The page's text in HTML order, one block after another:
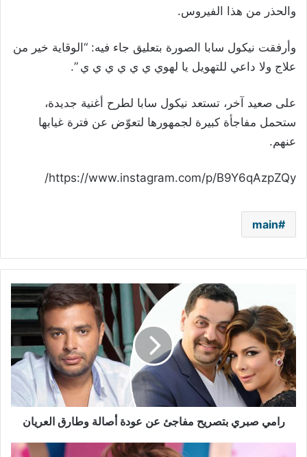
والحذر من هذا الفيروس.
وأرفقت نيكول سابا الصورة بتعليق جاء فيه: “الوقاية خير من
علاج ولا داعي للتهويل يا لهوي ي ي ي ي ي ي ”.
على صعيد آخر، تستعد نيكول سابا لطرح أغنية جديدة،
ستحمل مفاجأة كبيرة لجمهورها لتعوّض عن فترة غيابها
عنهم.
https://www.instagram.com/p/B9Y6qAzpZQy/
main
بتصريح
مفاجئ
عن
عودة
أصالة
وطارق
العريان
رامي صبري بتصريح مفاجئ عن عودة أصالة وطارق العريان